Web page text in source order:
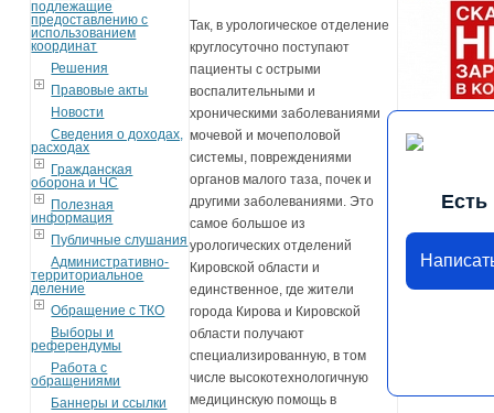
подлежащие
предоставлению с
использованием
координат
Решения
Правовые акты
Новости
Сведения о доходах,
расходах
Гражданская
оборона и ЧС
Полезная
информация
Публичные слушания
Административно-
территориальное
деление
Обращение с ТКО
Выборы и
референдумы
Работа с
обращениями
Баннеры и ссылки
Так, в урологическое отделение
круглосуточно поступают
пациенты с острыми
воспалительными и
хроническими заболеваниями
мочевой и мочеполовой
системы, повреждениями
органов малого таза, почек и
другими заболеваниями. Это
самое большое из
урологических отделений
Кировской области и
единственное, где жители
города Кирова и Кировской
области получают
специализированную, в том
числе высокотехнологичную
медицинскую помощь в
Есть